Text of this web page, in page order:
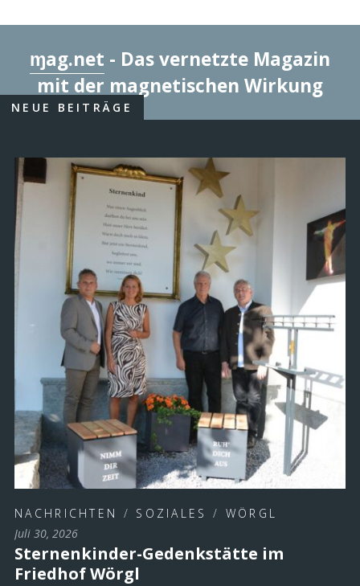
ɱag.net - Das vernetzte Magazin
mit der magnetischen Wirkung
NEUE BEITRÄGE
NACHRICHTEN / SOZIALES / WÖRGL
Juli 30, 2026
Sternenkinder-Gedenkstätte im
Friedhof Wörgl